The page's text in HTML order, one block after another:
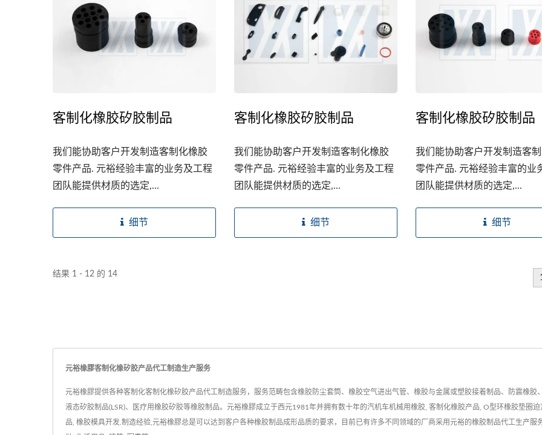
客制化橡胶矽胶制品
我们能协助客户开发制造客制化橡胶
零件产品. 元裕经验丰富的业务及工程
团队能提供材质的选定,...
细节
客制化橡胶矽胶制品
我们能协助客户开发制造客制化橡胶
零件产品. 元裕经验丰富的业务及工程
团队能提供材质的选定,...
细节
客制化橡胶矽胶制品
我们能协助客户开发制造客
零件产品. 元裕经验丰富的业
团队能提供材质的选定,...
细节
结果 1 - 12 的 14
元裕橡膠客制化橡矽胶产品代工制造生产服务
元裕橡膠提供各种客制化客制化橡矽胶产品代工制造服务，服务范畴包含橡胶防尘套筒、橡胶空气进出气管、橡胶与金属或塑胶接着制品、防震橡
液态矽胶制品(LSR)、医疗用橡胶矽胶等橡胶制品。元裕橡膠成立于西元1981年并拥有数十年的汽机车机械用橡胶, 客制化橡胶产品, O型环橡胶垫圈
品, 橡胶模具开发.制造经验,元裕橡膠总是可以达到客户各种橡胶制品成形品质的要求，目前已有许多不同领域的厂商采用元裕的橡胶制品代工生产